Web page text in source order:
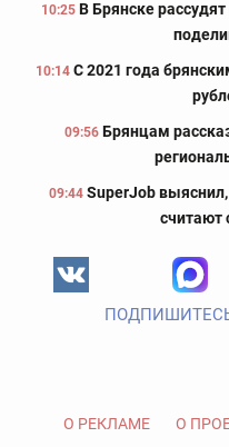
10:25 В Брянске
10:14 С 2021 года
09:56 Брянцам
09:44 SuperJob
ПОДПИШИТЕСЬ
О РЕКЛАМЕ О